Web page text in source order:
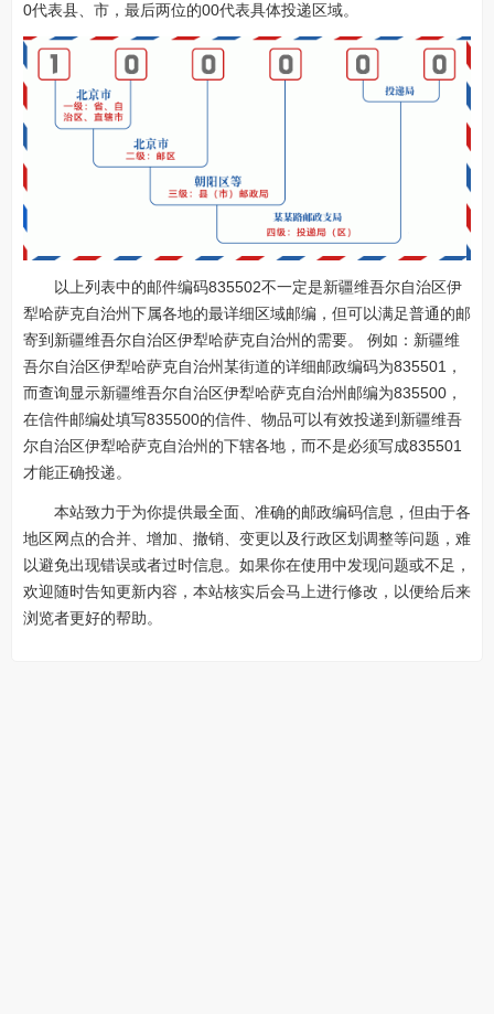
0代表县、市，最后两位的00代表具体投递区域。
以上列表中的邮件编码835502不一定是新疆维吾尔自治区伊
犁哈萨克自治州下属各地的最详细区域邮编，但可以满足普通的邮
寄到新疆维吾尔自治区伊犁哈萨克自治州的需要。 例如：新疆维
吾尔自治区伊犁哈萨克自治州某街道的详细邮政编码为835501，
而查询显示新疆维吾尔自治区伊犁哈萨克自治州邮编为835500，
在信件邮编处填写835500的信件、物品可以有效投递到新疆维吾
尔自治区伊犁哈萨克自治州的下辖各地，而不是必须写成835501
才能正确投递。
本站致力于为你提供最全面、准确的邮政编码信息，但由于各
地区网点的合并、增加、撤销、变更以及行政区划调整等问题，难
以避免出现错误或者过时信息。如果你在使用中发现问题或不足，
欢迎随时告知更新内容，本站核实后会马上进行修改，以便给后来
浏览者更好的帮助。